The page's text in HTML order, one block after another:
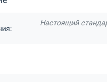
Настоящий